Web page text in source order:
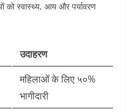
को स्वास्थ्य, आय और पर्यावरण
उदाहरण
महिलाओं के लिए ५०%
भागीदारी ​